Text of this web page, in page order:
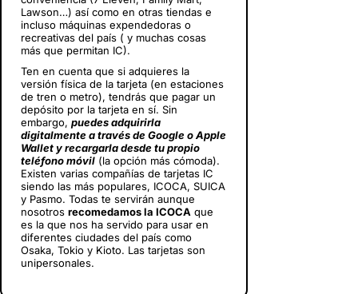
Lawson…) así como en otras tiendas e
incluso máquinas expendedoras o
recreativas del país ( y muchas cosas
más que permitan IC).
Ten en cuenta que si adquieres la
versión física de la tarjeta (en estaciones
de tren o metro), tendrás que pagar un
depósito por la tarjeta en sí. Sin
embargo, puedes adquirirla
digitalmente a través de Google o Apple
Wallet y recargarla desde tu propio
teléfono móvil (la opción más cómoda).
Existen varias compañías de tarjetas IC
siendo las más populares, ICOCA, SUICA
y Pasmo. Todas te servirán aunque
nosotros recomedamos la ICOCA que
es la que nos ha servido para usar en
diferentes ciudades del país como
Osaka, Tokio y Kioto. Las tarjetas son
unipersonales.